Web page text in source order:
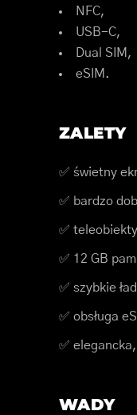
NFC,
USB-C,
Dual SIM,
eSIM.
ZALETY
✅ świetny
✅ bardzo
✅
✅ 12 GB
✅ szybkie
✅ obsługa
✅
WADY